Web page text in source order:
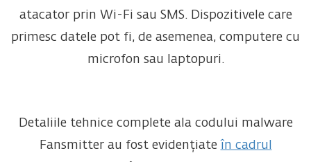
atacator prin Wi-Fi sau SMS. Dispozitivele care
primesc datele pot fi, de asemenea, computere cu
microfon sau laptopuri.
Detaliile tehnice complete ala codului malware
Fansmitter au fost evidențiate în cadrul